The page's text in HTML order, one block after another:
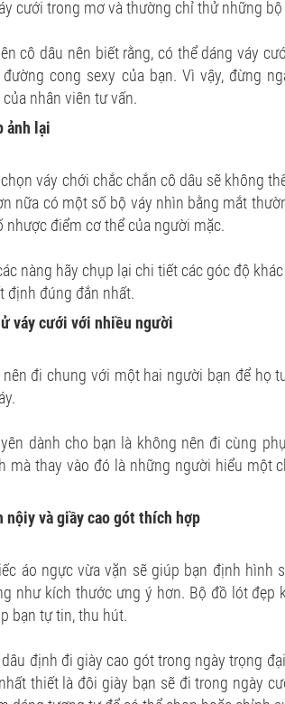
cưới trong mơ và thường chỉ thử những
cô dâu nên biết rằng, có thể dáng váy
cong sexy của bạn. Vì vậy, đừng
của nhân viên tư vấn.
ảnh lại
váy chới chắc chắn cô dâu sẽ không
nữa có một số bộ váy nhìn bằng mắt
nhược điểm cơ thể của người mặc.
nàng hãy chụp lại chi tiết các góc độ
định đúng đắn nhất.
váy cưới với nhiều người
nên đi chung với một hai người bạn để họ
dành cho bạn là không nên đi cùng
mà thay vào đó là những người hiểu một
nộiy và giầy cao gót thích hợp
áo ngực vừa vặn sẽ giúp bạn định
như kích thước ưng ý hơn. Bộ đồ lót
bạn tự tin, thu hút.
dâu định đi giày cao gót trong ngày trọng
thiết là đôi giày bạn sẽ đi trong ngày